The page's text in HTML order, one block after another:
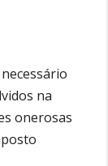
na
onerosas